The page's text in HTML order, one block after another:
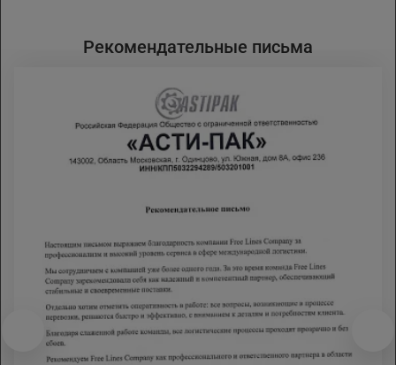
Рекомендательные письма